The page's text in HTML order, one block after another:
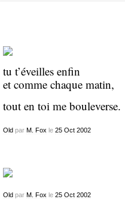
tu t’éveilles enfin
et comme chaque matin,
tout en toi me bouleverse.
Oldpar M. Fox le 25 Oct 2002
Oldpar M. Fox le 25 Oct 2002